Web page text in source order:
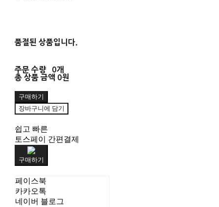
품절된 상품입니다.
주문 수량
0개
총 상품 금액 0원
구매하기
장바구니에 담기
쉽고 빠른
토스페이 간편결제
구매하기
페이스북
카카오톡
네이버 블로그